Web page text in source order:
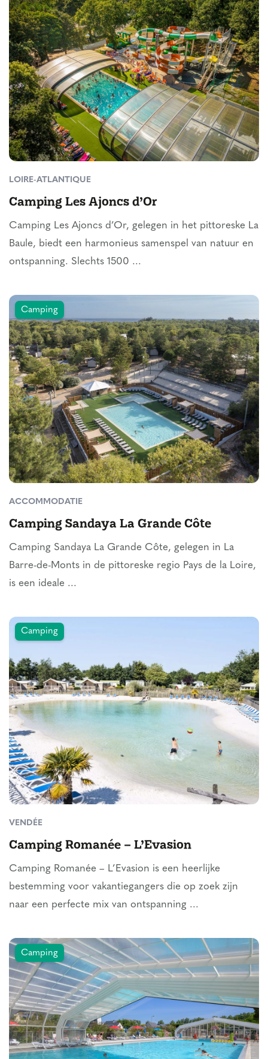
LOIRE-ATLANTIQUE
Camping Les Ajoncs d’Or
Camping Les Ajoncs d’Or, gelegen in het pittoreske La
Baule, biedt een harmonieus samenspel van natuur en
ontspanning. Slechts 1500 ...
Camping
ACCOMMODATIE
Camping Sandaya La Grande Côte
Camping Sandaya La Grande Côte, gelegen in La
Barre-de-Monts in de pittoreske regio Pays de la Loire,
is een ideale ...
Camping
VENDÉE
Camping Romanée – L’Evasion
Camping Romanée – L’Evasion is een heerlijke
bestemming voor vakantiegangers die op zoek zijn
naar een perfecte mix van ontspanning ...
Camping